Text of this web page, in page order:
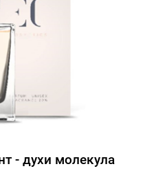
- духи молекула